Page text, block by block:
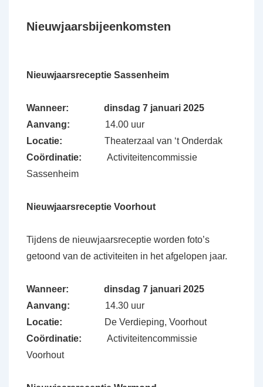
Nieuwjaarsbijeenkomsten
Nieuwjaarsreceptie Sassenheim
Wanneer:
dinsdag 7 januari 2025
Aanvang: 14.00 uur
Locatie: Theaterzaal van ‘t Onderdak
Coördinatie: Activiteitencommissie
Sassenheim
Nieuwjaarsreceptie Voorhout
Tijdens de nieuwjaarsreceptie worden foto’s
getoond van de activiteiten in het afgelopen jaar.
Wanneer:
dinsdag 7 januari 2025
Aanvang: 14.30 uur
Locatie: De Verdieping, Voorhout
Coördinatie: Activiteitencommissie
Voorhout